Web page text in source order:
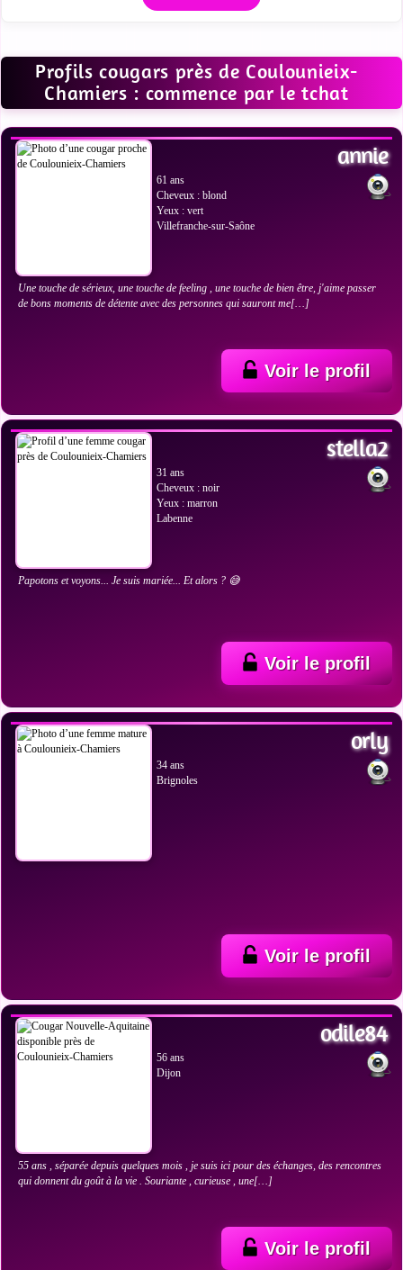
Profils cougars près de Coulounieix-
Chamiers : commence par le tchat
VOIR LES PHOTOS
annie
61 ans
Cheveux : blond
Yeux : vert
Villefranche-sur-Saône
Une touche de sérieux, une touche de feeling , une touche de bien être, j'aime passer
de bons moments de détente avec des personnes qui sauront me[…]
Voir le profil
stella2
31 ans
Cheveux : noir
Yeux : marron
Labenne
Papotons et voyons... Je suis mariée... Et alors ? 😅
Voir le profil
orly
34 ans
Brignoles
Voir le profil
VOIR LES PHOTOS
odile84
56 ans
Dijon
55 ans , séparée depuis quelques mois , je suis ici pour des échanges, des rencontres
qui donnent du goût à la vie . Souriante , curieuse , une[…]
Voir le profil